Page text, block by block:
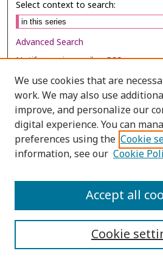
Select context to search:
Advanced Search
Notify me via email orRSS
Browse
Collections
Disciplines
Authors
We use cookies that are
work. We may also use
improve, and personalize our
digital experience. You can
preferences using the Cookie
information, see our Cookie
Cookie
Accept all